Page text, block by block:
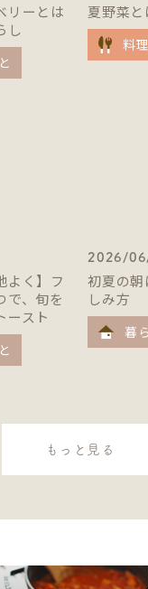
リーとは
し
夏野菜
料
よく】フ
、旬を
ースト
2026/
初夏の
しみ方
暮
もっと見る